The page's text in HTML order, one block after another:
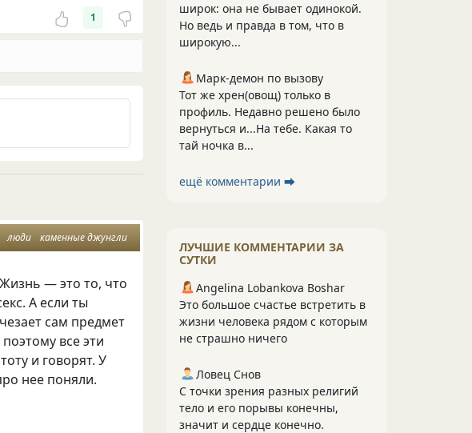
1
люди каменные джунгли
— это то, что
А если ты
сам предмет
все эти
и говорят. У
нее поняли.
широк: она не бывает одинокой.
Но ведь и правда в том, что в
широкую...
Марк-демон по вызову
Тот же хрен(овощ) только в
профиль. Недавно решено было
вернуться и...На тебе. Какая то
тай ночка в...
ещё комментарии ⮕
ЛУЧШИЕ КОММЕНТАРИИ ЗА
СУТКИ
Angelina Lobankova Boshar
Это большое счастье встретить в
жизни человека рядом с которым
не страшно ничего
Ловец Снов
С точки зрения разных религий
тело и его порывы конечны,
значит и сердце конечно.